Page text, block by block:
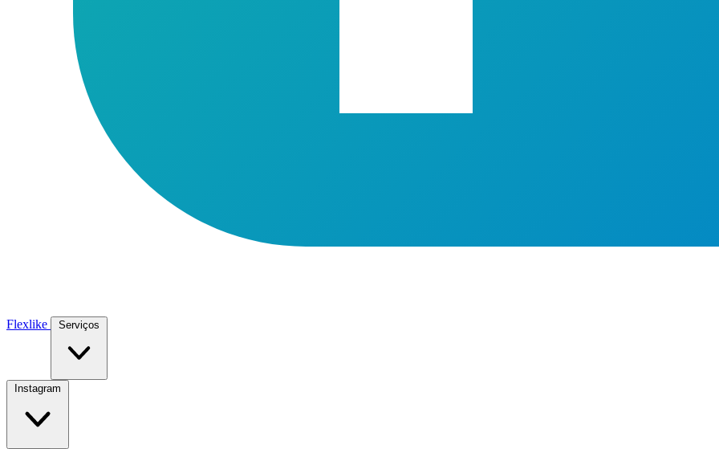
Flexlike Serviços
Instagram